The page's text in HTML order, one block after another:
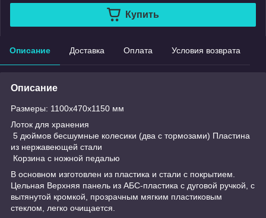
Купить
Описание Доставка Оплата Условия возврата
Описание
Размеры: 1100х470х1150 мм
Лоток для хранения
5 дюймов бесшумные колесики (два с тормозами) Пластина
из нержавеющей стали
Корзина с ножной педалью
В основном изготовлен из пластика и стали с покрытием.
Цельная Верхняя панель из АБС-пластика с дуговой ручкой, с
вытянутой кромкой, прозрачным мягким пластиковым
стеклом, легко очищается.